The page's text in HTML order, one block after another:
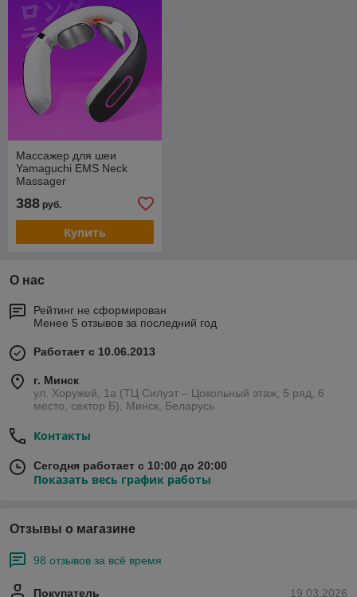
Массажер для шеи
Yamaguchi EMS Neck
Massager
388 руб.
Купить
О нас
Рейтинг не сформирован
Менее 5 отзывов за последний год
Работает с 10.06.2013
г. Минск
ул. Хоружей, 1а (ТЦ Силуэт – Цокольный этаж, 5 ряд, 6
место, сектор Б), Минск, Беларусь
Контакты
Сегодня работает с 10:00 до 20:00
Показать весь график работы
Отзывы о магазине
98 отзывов за всё время
19.03.2026
Покупатель